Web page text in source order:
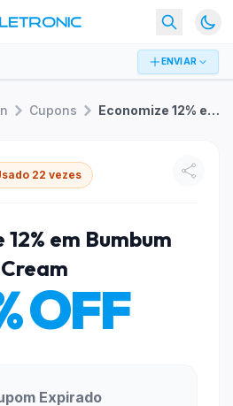
ENVIAR
Cupons Economize 12% em Bumbum Cream
22 vezes
em Bumbum
Cream
OFF
Expirado